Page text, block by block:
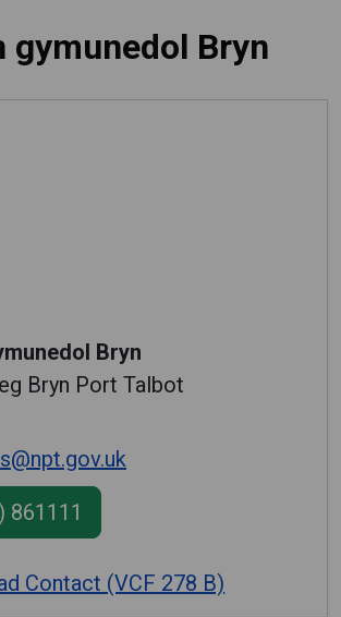
gymunedol Bryn
Bryn
Bryn Port Talbot
861111
Contact (VCF 278 B)